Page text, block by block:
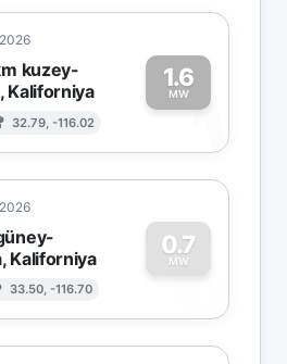
kuzey-
Kaliforniya
32.79, -116.02
1.6
MW1
Kaliforniya
33.50, -116.70
0.7
MW
0